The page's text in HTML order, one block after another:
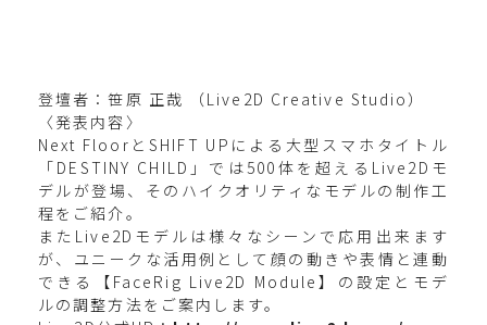
登壇者：笹原 正哉 （Live2D Creative Studio）
〈発表内容〉
Next FloorとSHIFT UPによる大型スマホタイトル
「DESTINY CHILD」では500体を超えるLive2Dモ
デルが登場、そのハイクオリティなモデルの制作工
程をご紹介。
またLive2Dモデルは様々なシーンで応用出来ます
が、ユニークな活用例として顔の動きや表情と連動
できる【FaceRig Live2D Module】の設定とモデ
ルの調整方法をご案内します。